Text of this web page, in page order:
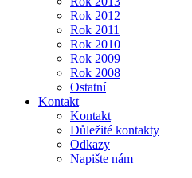
Rok 2012
Rok 2011
Rok 2010
Rok 2009
Rok 2008
Ostatní
Kontakt
Kontakt
Důležité kontakty
Odkazy
Napište nám